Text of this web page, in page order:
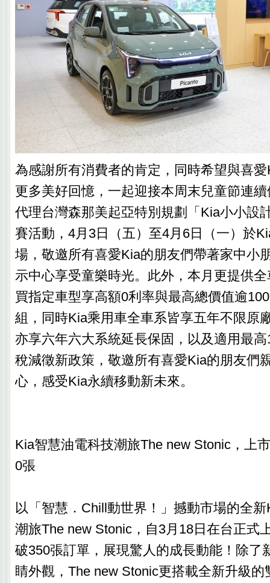
為感謝所有消費者的肯定，同時希望與喜
更多美好回憶，一起迎接本周末兒童節連
代理台灣森那美起亞特別規劃「Kia小小設
賽活動，4月3日（五）至4月6日（一）於
場，敬邀所有喜愛Kia的朋友們帶著家中小
示中心享受童樂時光。此外，本月更提供
買指定車型享高額0利率與最高總價值逾
組，同時Kia乘用車全車系皆享五年不限原
亦享六年六大系統延長保固，以及適用最
稅減徵新政策，敬邀所有喜愛Kia的朋友們
心，感受Kia永續移動新未來。
Kia智慧油電科技潮旅The new Stonic，上
0張
以「智慧．Chill動世界！」撼動市場的全
潮旅The new Stonic，自3月18日在台正式
破350張訂單，展現驚人的成長動能！除了
睛外觀，The new Stonic更搭載全新升級的